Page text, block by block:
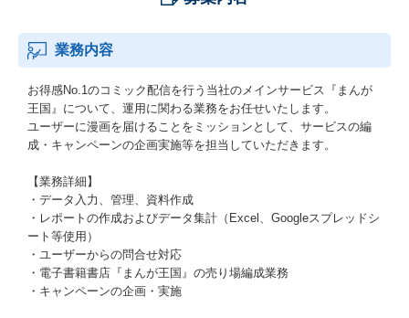
業務内容
お得感No.1のコミック配信を行う当社のメインサービス『まんが
王国』について、運用に関わる業務をお任せいたします。
ユーザーに漫画を届けることをミッションとして、サービスの編
成・キャンペーンの企画実施等を担当していただきます。
【業務詳細】
・データ入力、管理、資料作成
・レポートの作成およびデータ集計（Excel、Googleスプレッドシ
ート等使用）
・ユーザーからの問合せ対応
・電子書籍書店『まんが王国』の売り場編成業務
・キャンペーンの企画・実施